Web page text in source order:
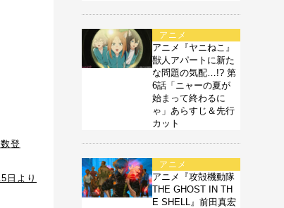
登
日より
アニメ
アニメ『ヤニねこ』
獣人アパートに新た
な問題の気配…!? 第
6話「ニャーの夏が
始まって終わるに
ゃ」あらすじ＆先行
カット
アニメ
アニメ『攻殻機動隊
THE GHOST IN TH
E SHELL』前田真宏